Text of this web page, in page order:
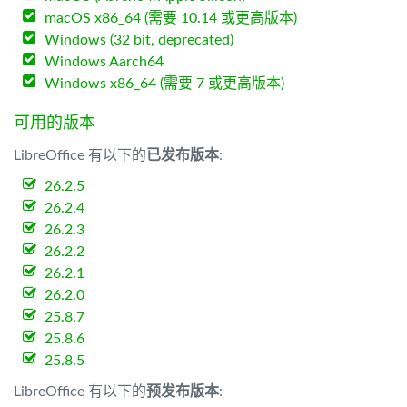
macOS x86_64 (需要 10.14 或更高版本)
Windows (32 bit, deprecated)
Windows Aarch64
Windows x86_64 (需要 7 或更高版本)
可用的版本
LibreOffice 有以下的已发布版本:
26.2.5
26.2.4
26.2.3
26.2.2
26.2.1
26.2.0
25.8.7
25.8.6
25.8.5
LibreOffice 有以下的预发布版本: